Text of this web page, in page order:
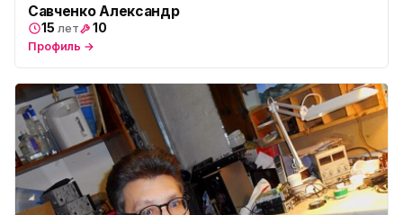
ю
Юмедиа во Всеволожске
пр. Христиновский 28, Всеволожск
Савченко Александр
15 лет 10
Профиль →